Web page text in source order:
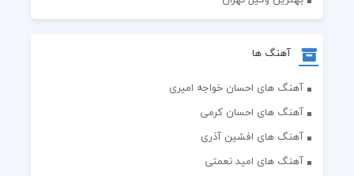
آهنگ ها
آهنگ های احسان خواجه امیری
آهنگ های احسان کرمی
آهنگ های افشین آذری
آهنگ های امید نعمتی